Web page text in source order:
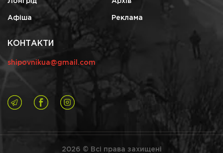
Афіша Реклама
КОНТАКТИ
shipovnikua@gmail.com
2026 © Всі права захищені